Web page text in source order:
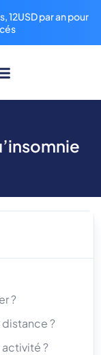
12USD par an pour
?
?
?